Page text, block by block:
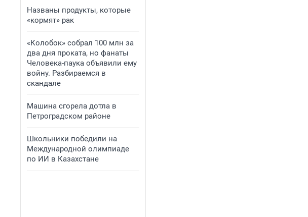
Названы продукты, которые
«кормят» рак
«Колобок» собрал 100 млн за
два дня проката, но фанаты
Человека-паука объявили ему
войну. Разбираемся в
скандале
Машина сгорела дотла в
Петроградском районе
Школьники победили на
Международной олимпиаде
по ИИ в Казахстане